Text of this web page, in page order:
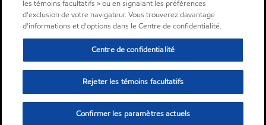
les témoins facultatifs » ou en signalant les préférences
d'exclusion de votre navigateur. Vous trouverez davantage
d'informations et d'options dans le Centre de confidentialité.
Centre de confidentialité
Rejeter les témoins facultatifs
Confirmer les paramètres actuels